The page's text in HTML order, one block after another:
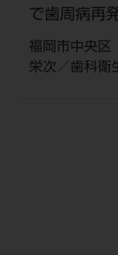
で歯周病再
福岡市中央
栄次／歯科